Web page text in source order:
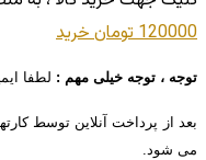
120000 تومان
خريد
توجه ، توجه خیلی مهم : لطفا
بعد از پرداخت آنلاین توسط
می شود.